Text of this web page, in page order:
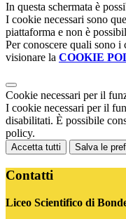
In questa schermata è
I cookie necessari sono
piattaforma e non è
Per conoscere quali sono i
visionare la COOKIE
Cookie necessari per il
I cookie necessari per il
disabilitati. È possibile
policy.
Accetta tutti Salva le
Contatti
Liceo Scientifico di